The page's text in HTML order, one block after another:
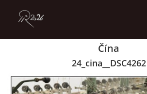
GALERIE
Čína
24_cina__DSC4262